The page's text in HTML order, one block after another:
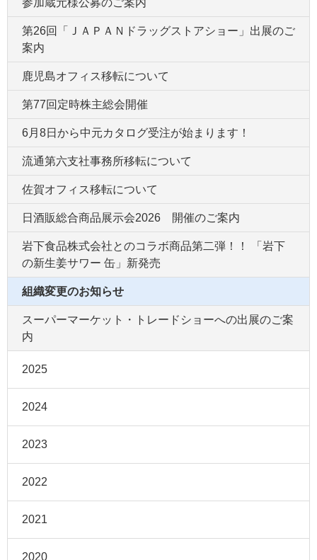
第26回「ＪＡＰＡＮドラッグストアショー」出展のご
案内
鹿児島オフィス移転について
第77回定時株主総会開催
6月8日から中元カタログ受注が始まります！
流通第六支社事務所移転について
佐賀オフィス移転について
日酒販総合商品展示会2026 開催のご案内
岩下食品株式会社とのコラボ商品第二弾！！ 「岩下
の新生姜サワー 缶」新発売
組織変更のお知らせ
スーパーマーケット・トレードショーへの出展のご案
内
2025
2024
2023
2022
2021
2020